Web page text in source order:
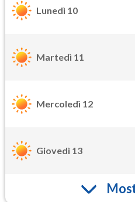
Lunedì 10
Martedì 11
Mercoledì 12
Giovedì 13